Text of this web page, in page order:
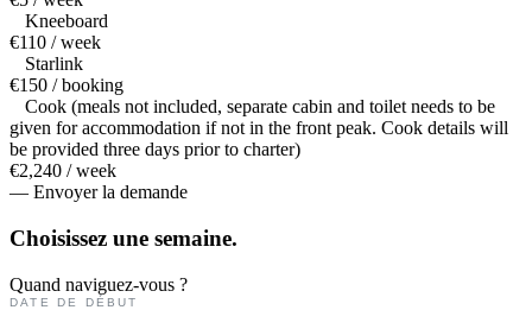
Kneeboard
€110 / week
Starlink
€150 / booking
Cook (meals not included, separate cabin and toilet needs to be
given for accommodation if not in the front peak. Cook details will
be provided three days prior to charter)
€2,240 / week
— Envoyer la demande
Choisissez une semaine.
Quand naviguez-vous ?
DATE DE DÉBUT